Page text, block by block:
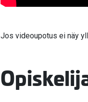
Jos videoupotus ei näy